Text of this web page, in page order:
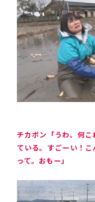
チカポン「うわ、何
ている。すごーい！
って。おもー」